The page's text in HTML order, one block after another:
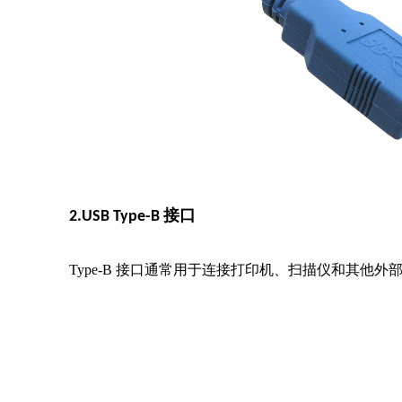
2.USB Type-B 接口
Type-B 接口通常用于连接打印机、扫描仪和其他外